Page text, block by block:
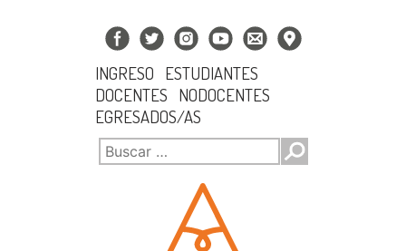
INGRESO
ESTUDIANTES
DOCENTES
NODOCENTES
EGRESADOS/AS